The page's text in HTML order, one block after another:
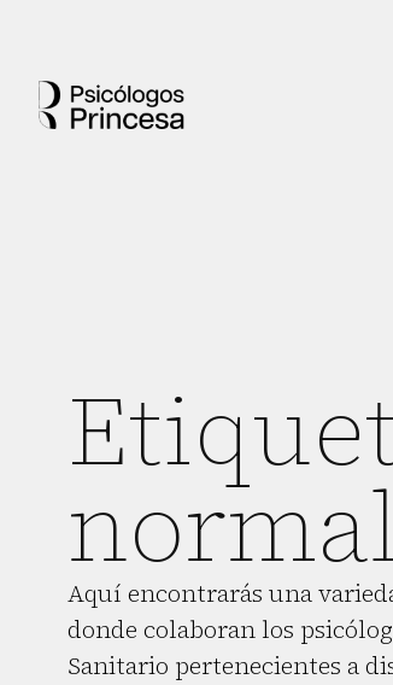
Aquí encontrarás una
donde colaboran los
Sanitario pertenecientes a